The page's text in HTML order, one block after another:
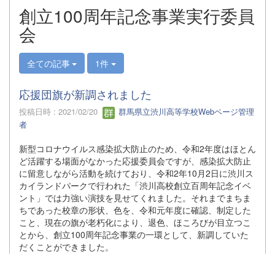
創立100周年記念事業実行委員
会
全ての記事 1件
応援団旗が新調されました
投稿日時 : 2021/02/20
群馬県立渋川高等学校Webページ管理
者
新型コロナウイルス感染拡大防止のため、令和2年度はほとん
ど活躍する場面がなかった応援委員会ですが、感染拡大防止
に留意しながら活動を続けており、令和2年10月2日に渋川ス
カイランドパークで行われた「渋川高校創立百周年記念イベ
ント」では力強い演技を見せてくれました。それまでまちま
ちであった校章の形状、色を、令和元年度に確認、制定した
こと、現在の旗が老朽化により、退色、ほころびが目立つこ
とから、創立100周年記念事業の一環として、新調していた
だくことができました。